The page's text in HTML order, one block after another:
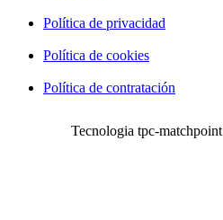
Política de privacidad
Política de cookies
Política de contratación
Tecnologia tpc-matchpoint